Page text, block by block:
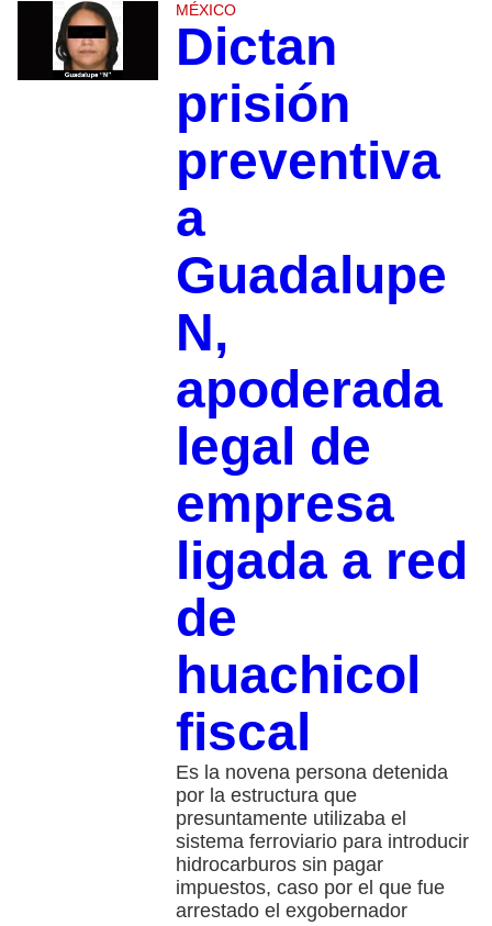
MÉXICO
Dictan
prisión
preventiva
a
Guadalupe
N,
apoderada
legal de
empresa
ligada a red
de
huachicol
fiscal
Es la novena persona detenida
por la estructura que
presuntamente utilizaba el
sistema ferroviario para introducir
hidrocarburos sin pagar
impuestos, caso por el que fue
arrestado el exgobernador